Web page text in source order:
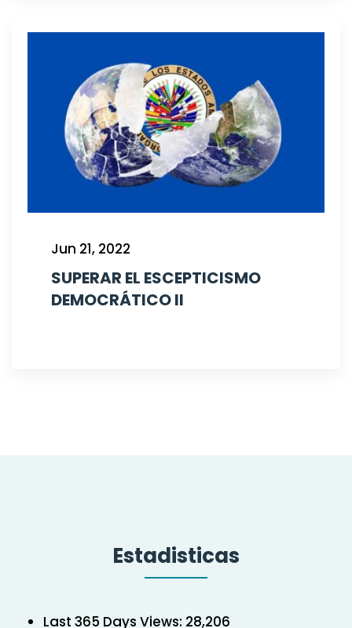
Jun 21, 2022
SUPERAR EL ESCEPTICISMO
DEMOCRÁTICO II
Estadisticas
Last 365 Days Views: 28,206